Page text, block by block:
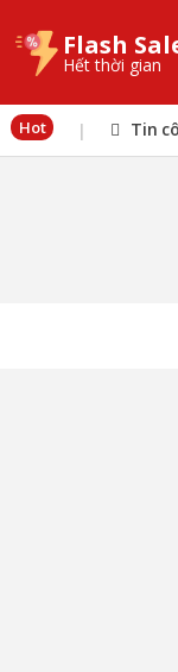
Flash
Hết thời gian
Hot | Tin